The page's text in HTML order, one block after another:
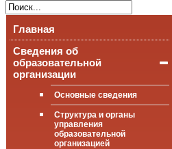
Главная
Сведения об
образовательной
организации
Основные сведения
Структура и органы
управления
образовательной
организацией